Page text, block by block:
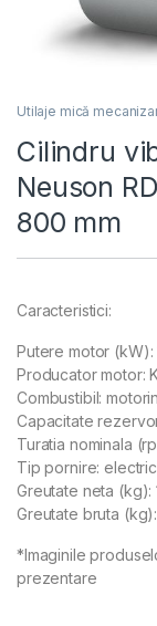
Utilaje mică
Cilindru
Neuson
800 mm
Caracteristici:
Putere motor (kW):
Producator motor:
Combustibil:
Capacitate
Turatia nominala
Tip pornire:
Greutate neta (kg):
Greutate bruta
*Imaginile
prezentare